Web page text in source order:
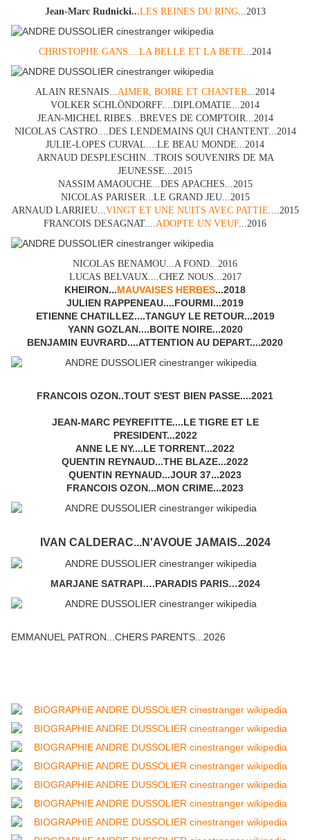
Jean-Marc Rudnicki...LES REINES DU RING...2013
CHRISTOPHE GANS....LA BELLE ET LA BETE...2014
ALAIN RESNAIS...AIMER, BOIRE ET CHANTER...2014
VOLKER SCHLÖNDORFF....DIPLOMATIE...2014
JEAN-MICHEL RIBES...BREVES DE COMPTOIR...2014
NICOLAS CASTRO....DES LENDEMAINS QUI CHANTENT...2014
JULIE-LOPES CURVAL....LE BEAU MONDE...2014
ARNAUD DESPLESCHIN...TROIS SOUVENIRS DE MA
JEUNESSE...2015
NASSIM AMAOUCHE...DES APACHES...2015
NICOLAS PARISER...LE GRAND JEU...2015
ARNAUD LARRIEU...VINGT ET UNE NUITS AVEC PATTIE....2015
FRANCOIS DESAGNAT....ADOPTE UN VEUF...2016
NICOLAS BENAMOU...A FOND...2016
LUCAS BELVAUX....CHEZ NOUS...2017
KHEIRON...MAUVAISES HERBES...2018
JULIEN RAPPENEAU....FOURMI...2019
ETIENNE CHATILLEZ....TANGUY LE RETOUR...2019
YANN GOZLAN....BOITE NOIRE...2020
BENJAMIN EUVRARD....ATTENTION AU DEPART....2020
FRANCOIS OZON..TOUT S'EST BIEN PASSE....2021
JEAN-MARC PEYREFITTE....LE TIGRE ET LE
PRESIDENT...2022
ANNE LE NY....LE TORRENT...2022
QUENTIN REYNAUD...THE BLAZE...2022
QUENTIN REYNAUD...JOUR 37...2023
FRANCOIS OZON...MON CRIME...2023
IVAN CALDERAC...N'AVOUE JAMAIS...2024
MARJANE SATRAPI….PARADIS PARIS…2024
EMMANUEL PATRON...CHERS PARENTS...2026